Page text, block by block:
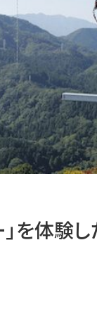
」を体験